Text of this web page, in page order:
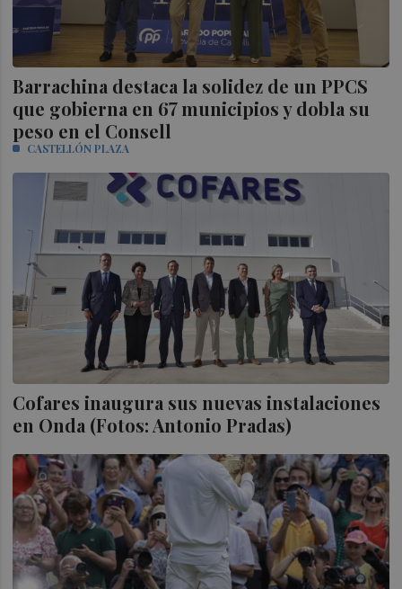
Barrachina destaca la solidez de un PPCS
que gobierna en 67 municipios y dobla su
peso en el Consell
CASTELLÓN PLAZA
Cofares inaugura sus nuevas instalaciones
en Onda (Fotos: Antonio Pradas)